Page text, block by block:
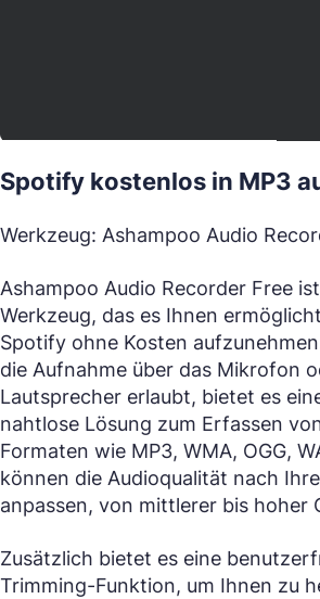
Spotify kostenlos in MP3
Werkzeug: Ashampoo Audio
Ashampoo Audio Recorder Free
Werkzeug, das es Ihnen
Spotify ohne Kosten
die Aufnahme über das Mikrofon
Lautsprecher erlaubt, bietet es
nahtlose Lösung zum Erfassen
Formaten wie MP3, WMA, OGG,
können die Audioqualität nach
anpassen, von mittlerer bis hoher
Zusätzlich bietet es eine
Trimming-Funktion, um Ihnen zu